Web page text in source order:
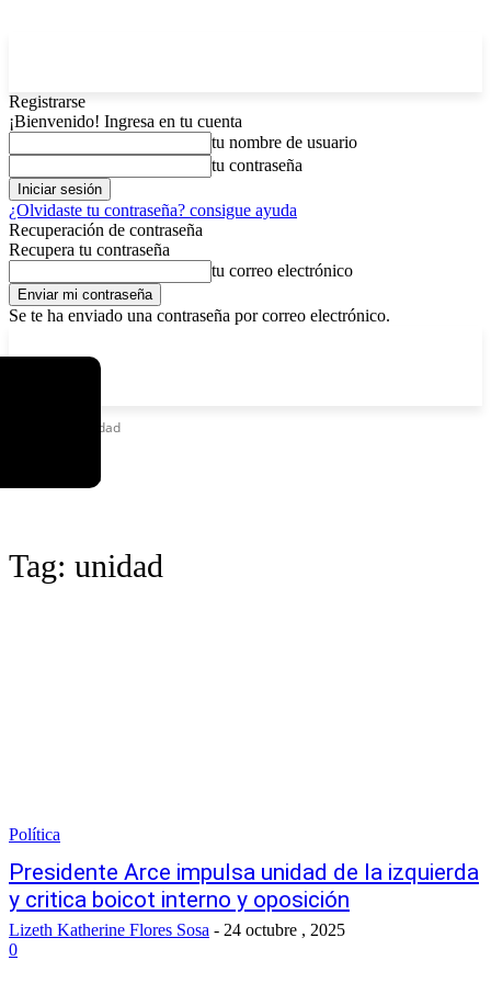
Registrarse
¡Bienvenido! Ingresa en tu cuenta
tu nombre de usuario
tu contraseña
¿Olvidaste tu contraseña? consigue ayuda
Recuperación de contraseña
Recupera tu contraseña
tu correo electrónico
Se te ha enviado una contraseña por correo electrónico.
Unidad
Tag: unidad
Política
Presidente Arce impulsa unidad de la izquierda
y critica boicot interno y oposición
Lizeth Katherine Flores Sosa - 24 octubre , 2025
0